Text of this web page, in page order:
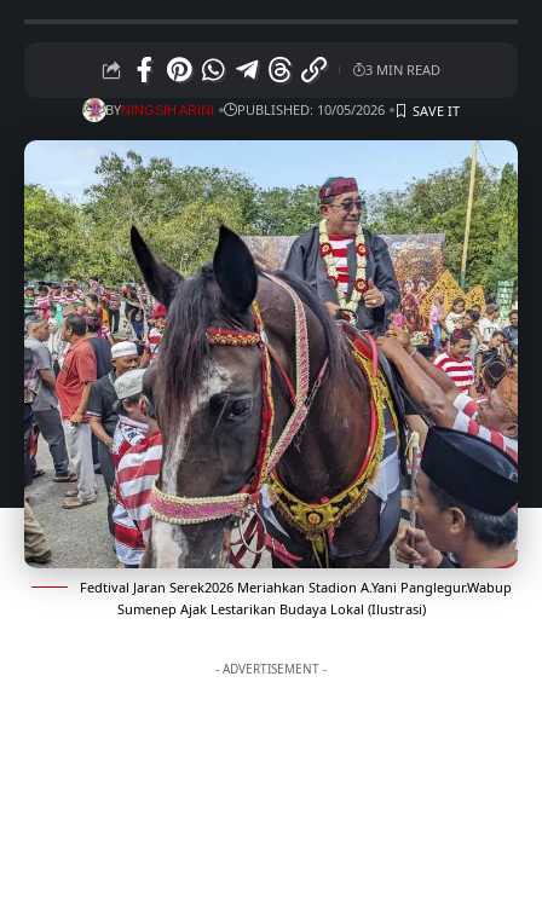
BYNINGSIH ARINI PUBLISHED: 10/05/2026
3 MIN READ
Fedtival Jaran Serek2026 Meriahkan Stadion A.Yani Panglegur.Wabup
Sumenep Ajak Lestarikan Budaya Lokal (Ilustrasi)
- ADVERTISEMENT -